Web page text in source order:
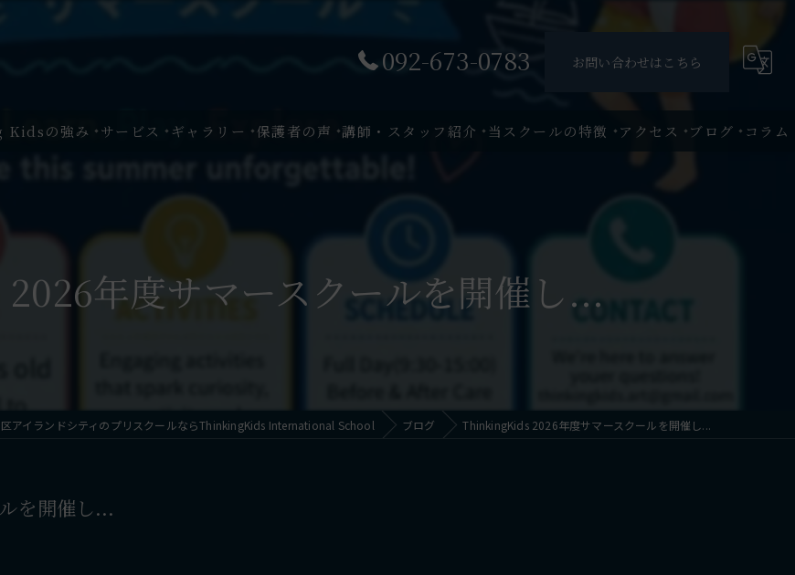
092-673-0783 お問い合わせはこちら
の強み サービス ギャラリー 保護者の声 講師・スタッフ紹介 当スクールの特徴
3歳児
アクセス ブログ コラム
年度サマースクールを開催し...
アイランドシティのプリスクールならThinkingKids International School ブログ ThinkingKids 2026年度サマースクールを開催し...
を開催し...